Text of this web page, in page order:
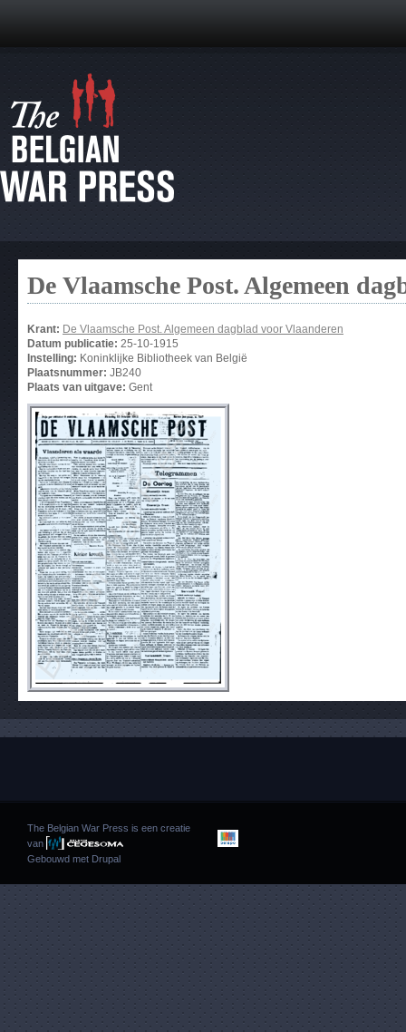
De Vlaamsche Post. Algemeen
Krant: De Vlaamsche Post. Algemeen dagblad voor Vlaanderen
Datum publicatie: 25-10-1915
Instelling: Koninklijke Bibliotheek van België
Plaatsnummer: JB240
Plaats van uitgave: Gent
The Belgian War Press is een creatie
van
Gebouwd met Drupal